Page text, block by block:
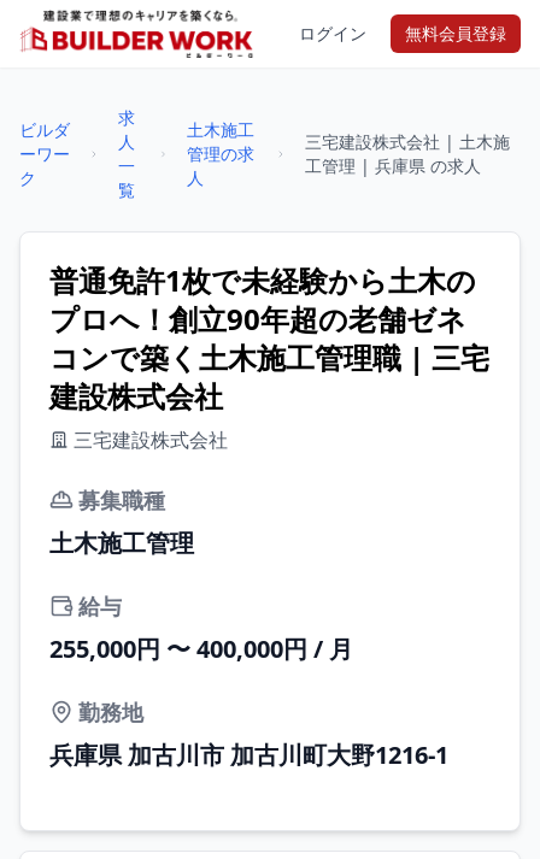
ログイン 無料会員登録
ビルダ
ーワー
ク
求
人
一
覧
土木施工
管理の求
人
三宅建設株式会社 | 土木施
工管理 | 兵庫県 の求人
普通免許1枚で未経験から土木の
プロへ！創立90年超の老舗ゼネ
コンで築く土木施工管理職 | 三宅
建設株式会社
三宅建設株式会社
募集職種
土木施工管理
給与
255,000円 〜 400,000円 / 月
勤務地
兵庫県 加古川市 加古川町大野1216-1